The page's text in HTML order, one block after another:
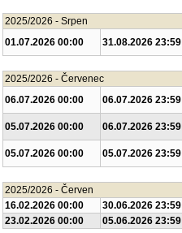
2025/2026 - Srpen
01.07.2026 00:00
31.08.2026 23:59
2025/2026 - Červenec
06.07.2026 00:00
06.07.2026 23:59
05.07.2026 00:00
06.07.2026 23:59
05.07.2026 00:00
05.07.2026 23:59
2025/2026 - Červen
16.02.2026 00:00
30.06.2026 23:59
23.02.2026 00:00
05.06.2026 23:59